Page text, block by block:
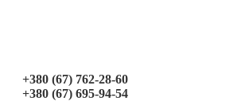
+380 (67) 762-28-60
+380 (67) 695-94-54